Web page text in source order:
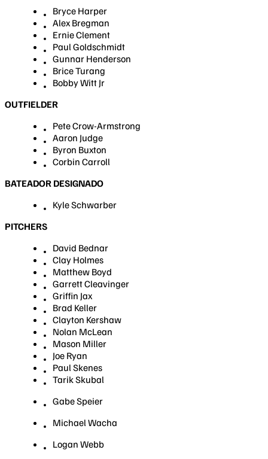
Bryce Harper
Alex Bregman
Ernie Clement
Paul Goldschmidt
Gunnar Henderson
Brice Turang
Bobby Witt Jr
OUTFIELDER
Pete Crow-Armstrong
Aaron Judge
Byron Buxton
Corbin Carroll
BATEADOR DESIGNADO
Kyle Schwarber
PITCHERS
David Bednar
Clay Holmes
Matthew Boyd
Garrett Cleavinger
Griffin Jax
Brad Keller
Clayton Kershaw
Nolan McLean
Mason Miller
Joe Ryan
Paul Skenes
Tarik Skubal
Gabe Speier
Michael Wacha
Logan Webb